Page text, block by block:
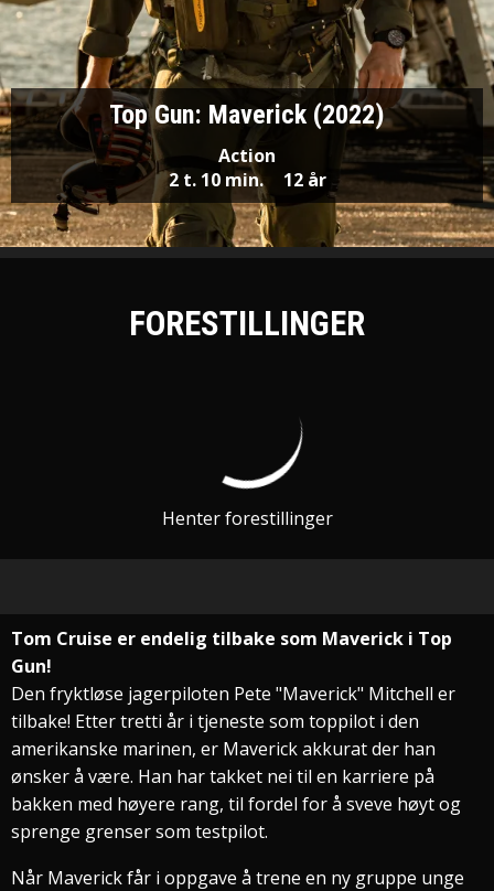
Top Gun: Maverick (2022)
Action
2 t. 10 min.
12 år
FORESTILLINGER
Henter forestillinger
Tom Cruise er endelig tilbake som Maverick i Top
Gun!
Den fryktløse jagerpiloten Pete "Maverick" Mitchell er
tilbake! Etter tretti år i tjeneste som toppilot i den
amerikanske marinen, er Maverick akkurat der han
ønsker å være. Han har takket nei til en karriere på
bakken med høyere rang, til fordel for å sveve høyt og
sprenge grenser som testpilot.
Når Maverick får i oppgave å trene en ny gruppe unge